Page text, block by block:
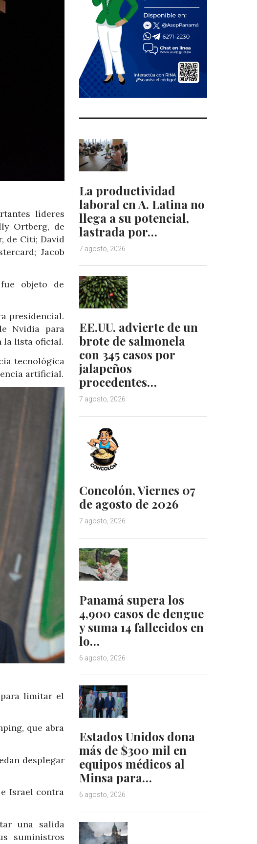
líderes
Ortberg, de
de Citi; David
Jacob
objeto de
presidencial.
Nvidia para
la lista oficial.
tecnológica
artificial.
limitar el
que abra
desplegar
Israel contra
una salida
suministros
La productividad
laboral en A. Latina no
llega a su potencial,
lastrada por…
7 agosto, 2026
EE.UU. advierte de un
brote de salmonela
con 345 casos por
jalapeños
procedentes…
7 agosto, 2026
Concolón, Viernes 07
de agosto de 2026
7 agosto, 2026
Panamá supera los
4,900 casos de dengue
y suma 14 fallecidos en
lo…
6 agosto, 2026
Estados Unidos dona
más de $300 mil en
equipos médicos al
Minsa para…
6 agosto, 2026